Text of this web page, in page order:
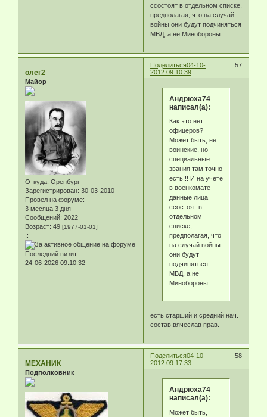
ссостоят в отдельном списке,
предполагая, что на случай
войны они будут подчиняться
МВД, а не Минобороны.
Поделиться 57
04-10-
2012 09:10:39
олег2
Майор
Откуда: Оренбург
Зарегистрирован: 30-03-2010
Провел на форуме:
3 месяца 3 дня
Сообщений: 2022
Возраст: 49 [1977-01-01]
.:
Последний визит:
24-06-2026 09:10:32
Андрюха74
написал(а):
Как это нет
офицеров?
Может быть, не
воинские, но
специальные
звания там точно
есть!!! И на учете
в военкомате
данные лица
ссостоят в
отдельном
списке,
предполагая, что
на случай войны
они будут
подчиняться
МВД, а не
Минобороны.
есть старший и средний нач.
состав.вячеслав прав.
Поделиться 58
04-10-
2012 09:17:33
МЕХАНИК
Подполковник
Андрюха74
написал(а):
Может быть,